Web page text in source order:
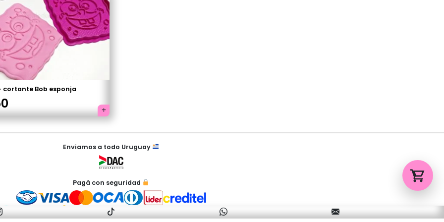
cortante Bob esponja
Enviamos a todo Uruguay
Pagá con seguridad